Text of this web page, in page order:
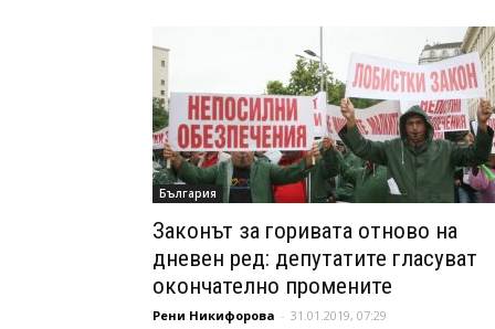
България
Законът за горивата отново на
дневен ред: депутатите гласуват
окончателно промените
Рени Никифорова - 31.01.2019, 07:29